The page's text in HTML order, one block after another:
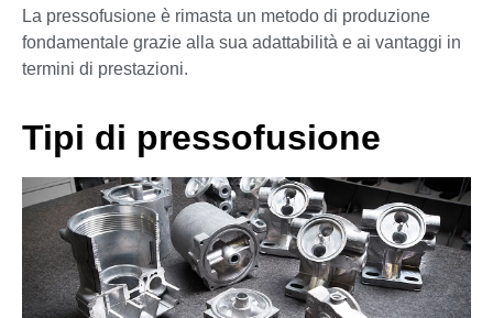
La pressofusione è rimasta un metodo di produzione
fondamentale grazie alla sua adattabilità e ai vantaggi in
termini di prestazioni.
Tipi di pressofusione